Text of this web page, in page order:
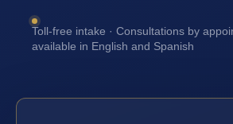
Toll-free intake · Consultations by
available in English and Spanish